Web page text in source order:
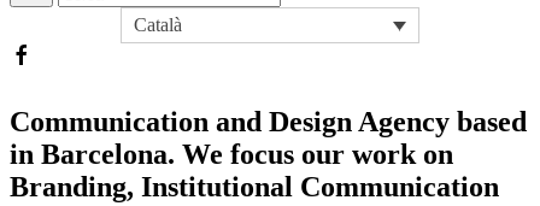
Català
Communication and Design Agency based
in Barcelona. We focus our work on
Branding, Institutional Communication